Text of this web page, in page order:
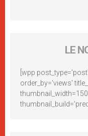
LE
[wpp
order_by='views'